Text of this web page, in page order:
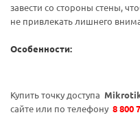
завести со стороны стены,
не привлекать лишнего
Особенности:
Купить точку доступа
сайте или по телефону 8 800